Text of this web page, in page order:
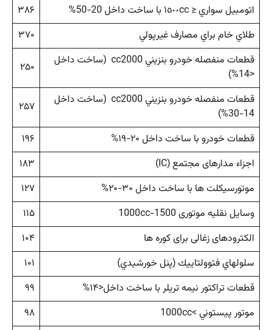
اتومبيل سواري ≤ ١٥٠٠cc با ساخت داخل 20-50%
۳۸۶
طلاي خام براي مصارف غيرپولي
۳۷۰
قطعات منفصله خودرو بنزيني cc2000 (ساخت داخل
<14%)
۲۵۰
قطعات منفصله خودرو بنزيني cc2000 (ساخت داخل
14-30%)
۲۵۷
قطعات خودرو با ساخت داخل ۲۰-۱۹%
۱۹۶
اجزاء مدارهای مجتمع (IC)
۱۸۳
موتورسیکلت ها با ساخت داخل ۳۰-۲۰%
۱۲۷
وسایل نقلیه موتوری 1500-1000cc
۱۱۵
الکترودهای زغالی برای کوره ها
۱۰۴
سلولهاي فتوولتاييك (پنل خورشيدي)
۱۰۱
قطعات تراكتور نيمه تريلر با ساخت داخل<۱۴%
۹۹
موتور پيستوني >1000cc
۹۸